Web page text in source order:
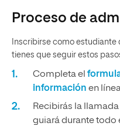
Proceso de
Inscribirse como estudiante
tienes que seguir estos
Completa el
información en
Recibirás la
guiará durante todo